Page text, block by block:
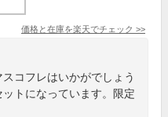
価格と在庫を楽天でチェック >>
コフレはいかがでしょう
トになっています。限定